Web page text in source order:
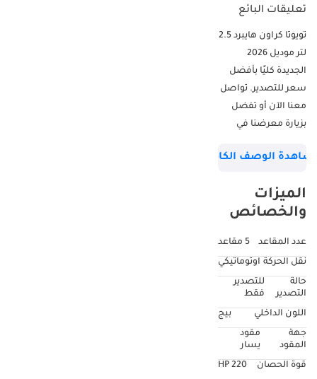
تعليقات البائع
تويوتا كراون هايبرد 2.5
لتر موديل 2026
الجديدة كليًا بأفضل
سعر للتصدير. تواصل
معنا الآن أو تفضل
بزيارة معرضنا في
ش.م.ح، رقم
رأس الخور، المنطقة
الصناعية 3، دوكامز،
الوصف الكامل
الميزات
والخصائص
عدد المقاعد
5 مقاعد
نقل الحركة اوتوماتيكي
حالة
التصدير
للتصدير
فقط
اللون الداخلي
بيج
جهة
المقود
مقود
يسار
قوة الحصان
220 HP